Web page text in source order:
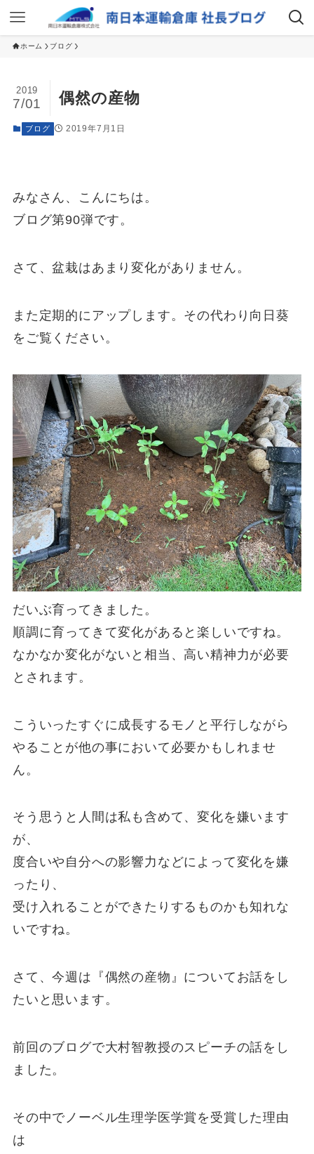
ホーム ブログ
偶然の産物
2019
7/01
ブログ 2019年7月1日
みなさん、こんにちは。
ブログ第90弾です。
さて、盆栽はあまり変化がありません。
また定期的にアップします。その代わり向日葵
をご覧ください。
だいぶ育ってきました。
順調に育ってきて変化があると楽しいですね。
なかなか変化がないと相当、高い精神力が必要
とされます。
こういったすぐに成長するモノと平行しながら
やることが他の事において必要かもしれませ
ん。
そう思うと人間は私も含めて、変化を嫌います
が、
度合いや自分への影響力などによって変化を嫌
ったり、
受け入れることができたりするものかも知れな
いですね。
さて、今週は『偶然の産物』についてお話をし
たいと思います。
前回のブログで大村智教授のスピーチの話をし
ました。
その中でノーベル生理学医学賞を受賞した理由
は